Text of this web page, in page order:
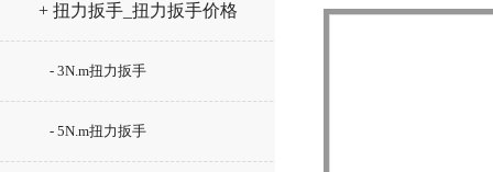
+ 扭力扳手_扭力扳手价格
- 3N.m扭力扳手
- 5N.m扭力扳手